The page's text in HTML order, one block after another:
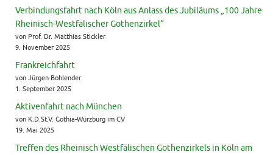
Verbindungsfahrt nach Köln aus Anlass des Jubiläums „100 Jahre
Rheinisch-Westfälischer Gothenzirkel“
von Prof. Dr. Matthias Stickler
9. November 2025
Frankreichfahrt
von Jürgen Bohlender
1. September 2025
Aktivenfahrt nach München
von K.D.St.V. Gothia-Würzburg im CV
19. Mai 2025
Treffen des Rheinisch Westfälischen Gothenzirkels in Köln am